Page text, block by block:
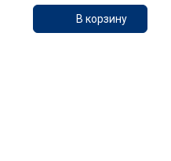
В корзину